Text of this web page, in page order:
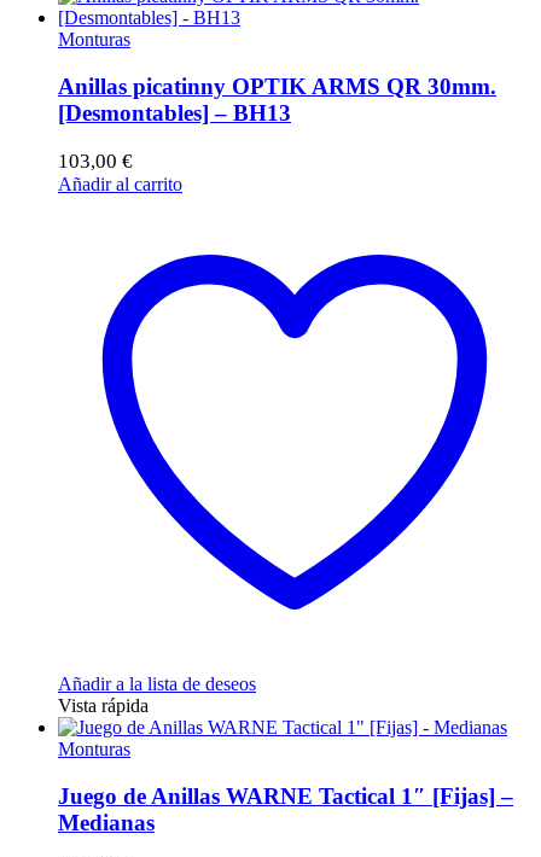
Monturas
Anillas picatinny OPTIK ARMS QR 30mm.
[Desmontables] – BH13
103,00 €
Añadir al carrito
Añadir a la lista de deseos
Vista rápida
Monturas
Juego de Anillas WARNE Tactical 1″ [Fijas] –
Medianas